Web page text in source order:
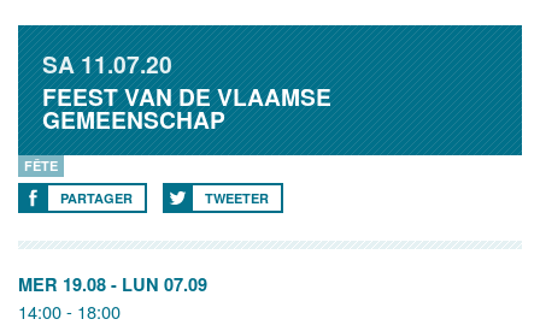
SA11.07.20
FEEST VAN DE VLAAMSE
GEMEENSCHAP
FÊTE
PARTAGER
TWEETER
MER 19.08 - LUN 07.09
14:00 - 18:00